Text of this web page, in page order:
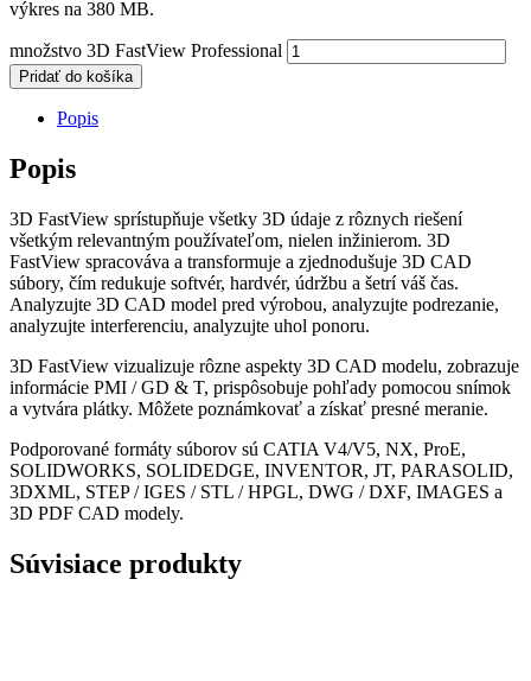
výkres na 380 MB.
množstvo 3D FastView Professional
Pridať do košíka
Popis
Popis
3D FastView sprístupňuje všetky 3D údaje z rôznych riešení
všetkým relevantným používateľom, nielen inžinierom. 3D
FastView spracováva a transformuje a zjednodušuje 3D CAD
súbory, čím redukuje softvér, hardvér, údržbu a šetrí váš čas.
Analyzujte 3D CAD model pred výrobou, analyzujte podrezanie,
analyzujte interferenciu, analyzujte uhol ponoru.
3D FastView vizualizuje rôzne aspekty 3D CAD modelu, zobrazuje
informácie PMI / GD & T, prispôsobuje pohľady pomocou snímok
a vytvára plátky. Môžete poznámkovať a získať presné meranie.
Podporované formáty súborov sú CATIA V4/V5, NX, ProE,
SOLIDWORKS, SOLIDEDGE, INVENTOR, JT, PARASOLID,
3DXML, STEP / IGES / STL / HPGL, DWG / DXF, IMAGES a
3D PDF CAD modely.
Súvisiace produkty